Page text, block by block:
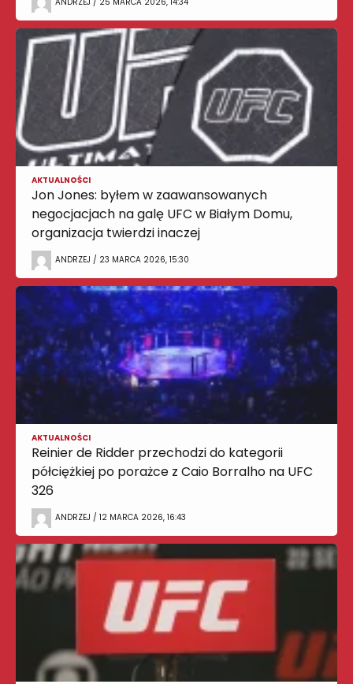
AKTUALNOŚCI
Jon Jones: byłem w zaawansowanych
negocjacjach na galę UFC w Białym Domu,
organizacja twierdzi inaczej
ANDRZEJ / 23 MARCA 2026, 15:30
AKTUALNOŚCI
Reinier de Ridder przechodzi do kategorii
półciężkiej po porażce z Caio Borralho na UFC
326
ANDRZEJ / 12 MARCA 2026, 16:43